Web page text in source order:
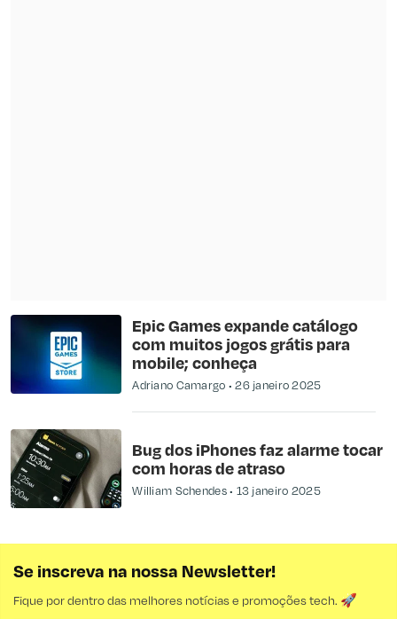
Epic Games expande catálogo
com muitos jogos grátis para
mobile; conheça
Adriano Camargo 26 janeiro 2025
Bug dos iPhones faz alarme tocar
com horas de atraso
William Schendes 13 janeiro 2025
Se inscreva na nossa Newsletter!
Fique por dentro das melhores notícias e promoções tech. 🚀